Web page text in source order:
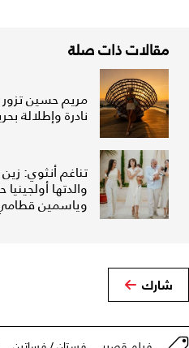
مقالات ذات صلة
مريم حسين
نادرة وإطلالة
تناغم أنثوي:
والدتها
وياسمين
شارك